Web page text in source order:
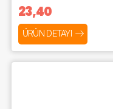
23,40
ÜRÜN DETAYI